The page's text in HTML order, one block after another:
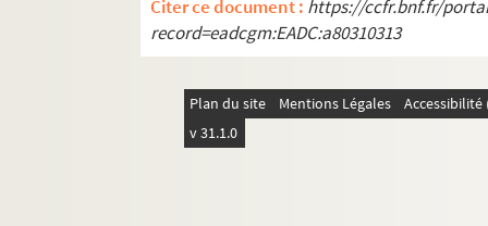
Citer ce document : https://ccfr.bnf.fr/
record=eadcgm:EADC:a80310313
Plan du site Mentions Légales
v 31.1.0